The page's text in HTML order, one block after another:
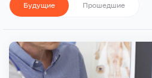
Будущие Прошедшие